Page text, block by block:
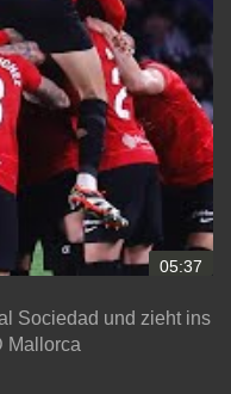
05:37
Sociedad und zieht ins
Mallorca